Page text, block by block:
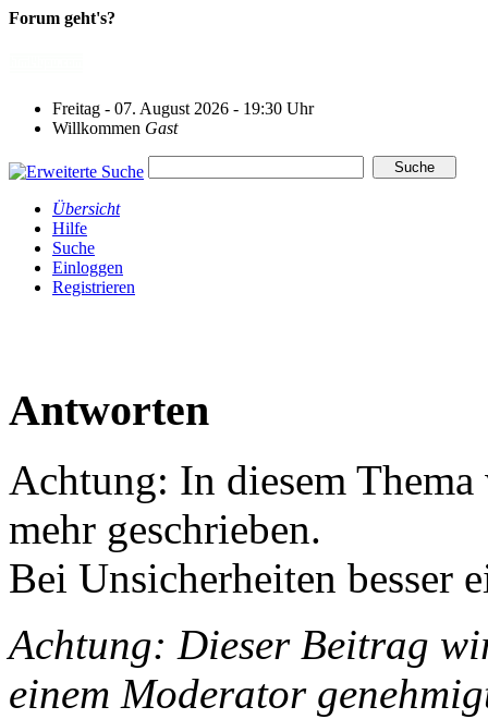
Forum geht's?
Freitag - 07. August 2026 - 19:30 Uhr
Willkommen Gast
Übersicht
Hilfe
Suche
Einloggen
Registrieren
Antworten
Achtung: In diesem
mehr geschrieben.
Bei Unsicherheiten besser
Achtung: Dieser Beitrag
einem Moderator